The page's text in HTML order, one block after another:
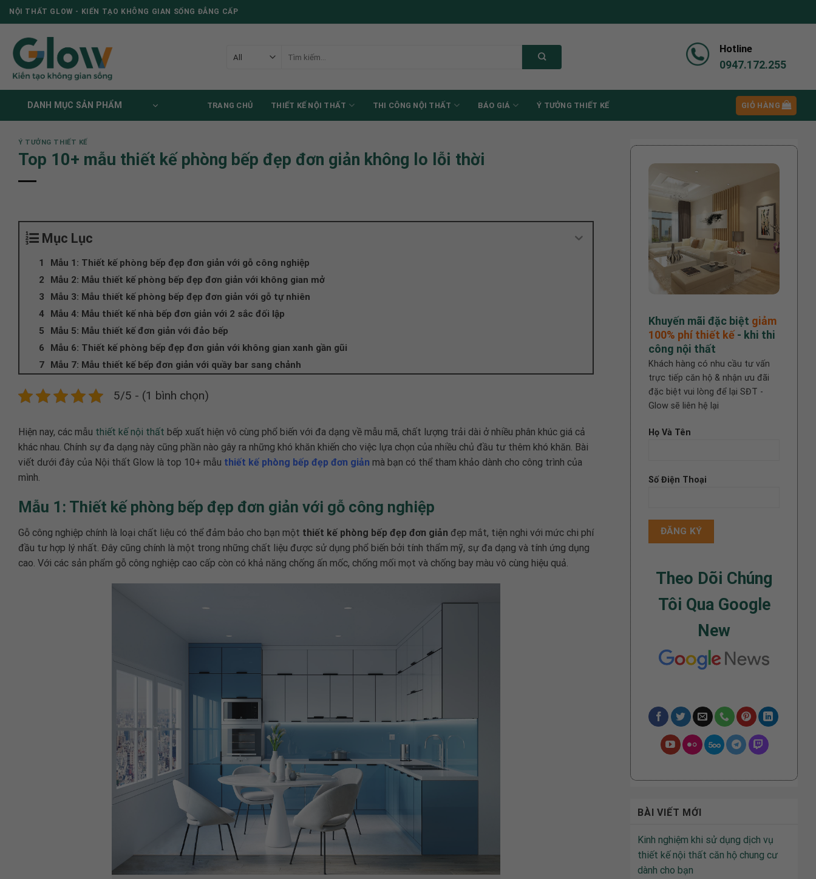
Skip
to
content
NỘI THẤT GLOW - KIẾN TẠO KHÔNG GIAN SỐNG ĐẲNG CẤP
kiếm:
Hotline
0947.172.255
DANH MỤC SẢN PHẨM TRANG CHỦ THIẾT KẾ NỘI THẤT THI CÔNG NỘI THẤT BÁO GIÁ Ý TƯỞNG THIẾT KẾ GIỎ HÀNG
Ý TƯỞNG THIẾT KẾ
Top 10+ mẫu thiết kế phòng bếp đẹp đơn giản không lo lỗi thời
Mục Lục
Mẫu 1: Thiết kế phòng bếp đẹp đơn giản với gỗ công nghiệp
Mẫu 2: Mẫu thiết kế phòng bếp đẹp đơn giản với không gian mở
Mẫu 3: Mẫu thiết kế phòng bếp đẹp đơn giản với gỗ tự nhiên
Mẫu 4: Mẫu thiết kế nhà bếp đơn giản với 2 sắc đối lập
Mẫu 5: Mẫu thiết kế đơn giản với đảo bếp
Mẫu 6: Thiết kế phòng bếp đẹp đơn giản với không gian xanh gần gũi
Mẫu 7: Mẫu thiết kế bếp đơn giản với quầy bar sang chảnh
5/5 - (1 bình chọn)
Hiện nay, các mẫu thiết kế nội thất bếp xuất hiện vô cùng phổ biến với đa dạng về mẫu mã, chất lượng trải dài ở nhiều phân khúc giá cả
khác nhau. Chính sự đa dạng này cũng phần nào gây ra những khó khăn khiến cho việc lựa chọn của nhiều chủ đầu tư thêm khó khăn. Bài
viết dưới đây của Nội thất Glow là top 10+ mẫu thiết kế phòng bếp đẹp đơn giản mà bạn có thể tham khảo dành cho công trình của
mình.
Mẫu 1: Thiết kế phòng bếp đẹp đơn giản với gỗ công nghiệp
Gỗ công nghiệp chính là loại chất liệu có thể đảm bảo cho bạn một thiết kế phòng bếp đẹp đơn giản đẹp mắt, tiện nghi với mức chi phí
đầu tư hợp lý nhất. Đây cũng chính là một trong những chất liệu được sử dụng phổ biến bởi tính thẩm mỹ, sự đa dạng và tính ứng dụng
cao. Với các sản phẩm gỗ công nghiệp cao cấp còn có khả năng chống ấn mốc, chống mối mọt và chống bay màu vô cùng hiệu quả.
Khuyến mãi đặc biệt giảm
100% phí thiết kế - khi thi
công nội thất
Khách hàng có nhu cầu tư vấn
trực tiếp căn hộ & nhận ưu đãi
đặc biệt vui lòng để lại SĐT -
Glow sẽ liên hệ lại
Họ Và Tên
Số Điện Thoại
Theo Dõi Chúng
Tôi Qua Google
New
BÀI VIẾT MỚI
Kinh nghiệm khi sử dụng dịch vụ
thiết kế nội thất căn hộ chung cư
dành cho bạn